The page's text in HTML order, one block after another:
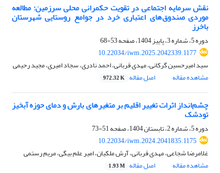
نقش سرمایه اجتماعی در تقویت حکمرانی محلی سرزمین: مطالعه
موردی صندوق‌های اعتباری خرد در جوامع روستایی شهرستان
باخرز
دوره 5، شماره 3، پاییز 1404، صفحه
53-68
10.22034/iwm.2025.2042339.1177
سید امیرحسین گرکانی، مهدی قربانی، احمد نادری، سجاد امیری، مجید رحیمی
مشاهده مقاله
اصل مقاله 972.32 K
چشم‌انداز اثرات تغییر اقلیم بر متغیرهای بارش و دمای حوزه آبخیز
تودشک
دوره 5، شماره 2، تابستان 1404، صفحه
51-73
10.22034/iwm.2024.2041835.1175
غلامرضا شجاعی، مهدی قربانی، آرش ملکیان، امیر علم بیگی، مریم رستمی
مشاهده مقاله
اصل مقاله 1.93 M